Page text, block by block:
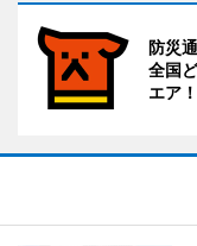
防災
全国
エア！